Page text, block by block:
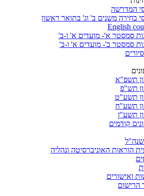
המדרשה
בחירה משנים ב' וג' בתואר ראשון
English
סמסטר א'- מועדים א' ו-ב'
סמסטר ב'- מועדים א' ו-ב'
תשפ"א
תש"פ
תשע"ט
תשע"ח
תשע"ז
קודמים
שנה"ל
הוראות האוניברסיטה ונהליה
ואישורים
הרישום